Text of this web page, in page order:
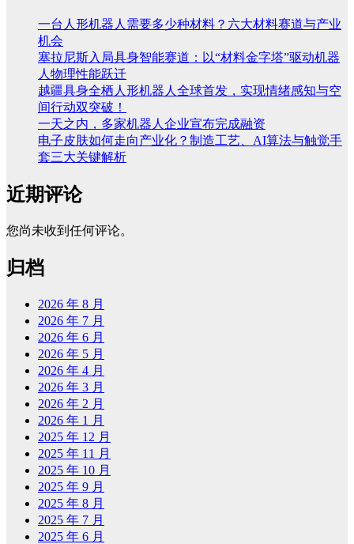
一台人形机器人需要多少种材料？六大材料赛道与产业
机会
塞拉尼斯入局具身智能赛道：以“材料金字塔”驱动机器
人物理性能跃迁
越疆具身全栖人形机器人全球首发，实现情绪感知与空
间行动双突破！
一天之内，多家机器人企业宣布完成融资
电子皮肤如何走向产业化？制造工艺、AI算法与触觉手
套三大关键解析
近期评论
您尚未收到任何评论。
归档
2026 年 8 月
2026 年 7 月
2026 年 6 月
2026 年 5 月
2026 年 4 月
2026 年 3 月
2026 年 2 月
2026 年 1 月
2025 年 12 月
2025 年 11 月
2025 年 10 月
2025 年 9 月
2025 年 8 月
2025 年 7 月
2025 年 6 月